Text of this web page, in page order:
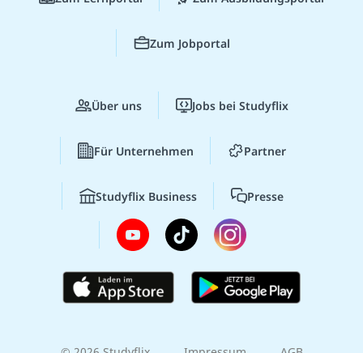
Zum Jobportal
Über uns Jobs bei Studyflix
Für Unternehmen Partner
Studyflix Business Presse